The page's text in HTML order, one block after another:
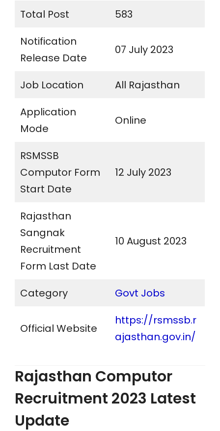
Total Post
583
Notification
Release Date
07 July 2023
Job Location
All Rajasthan
Application
Mode
Online
RSMSSB
Computor Form
Start Date
12 July 2023
Rajasthan
Sangnak
Recruitment
Form Last Date
10 August 2023
Category Govt Jobs
Official Website
https://rsmssb.r
ajasthan.gov.in/
Rajasthan Computor
Recruitment 2023 Latest
Update